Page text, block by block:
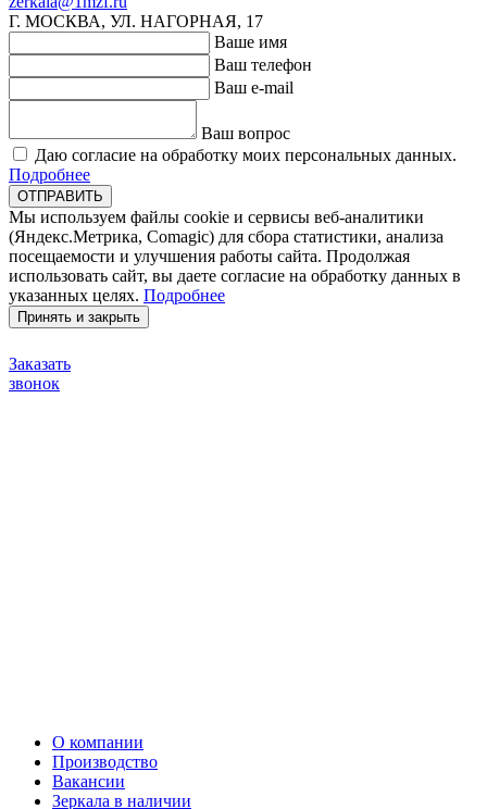
Г. МОСКВА, УЛ. НАГОРНАЯ, 17
Ваше имя
Ваш телефон
Ваш e-mail
Ваш вопрос
Даю согласие на обработку моих персональных данных.
Подробнее
ОТПРАВИТЬ
Мы используем файлы cookie и сервисы веб-аналитики
(Яндекс.Метрика, Comagic) для сбора статистики, анализа
посещаемости и улучшения работы сайта. Продолжая
использовать сайт, вы даете согласие на обработку данных в
указанных целях. Подробнее
Принять и закрыть
Заказать
звонок
О компании
Производство
Вакансии
Зеркала в наличии